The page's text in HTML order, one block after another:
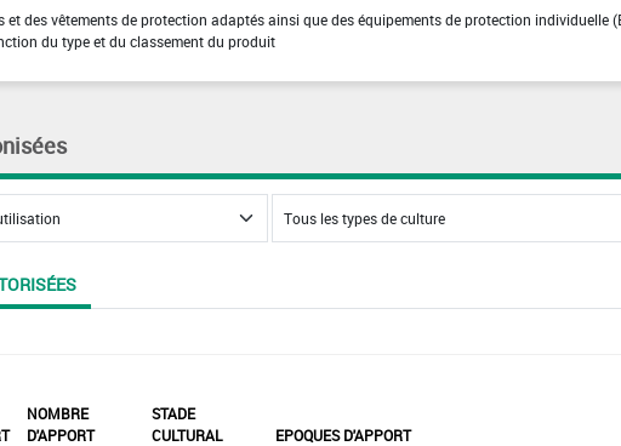
et des vêtements de protection adaptés ainsi que des équipements de protection individuelle
du type et du classement du produit
NOMBRE
D'APPORT
STADE
CULTURAL
EPOQUES D'APPORT